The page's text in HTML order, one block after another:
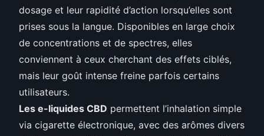
dosage et leur rapidité d’action lorsqu’elles sont
prises sous la langue. Disponibles en large choix
de concentrations et de spectres, elles
conviennent à ceux cherchant des effets ciblés,
mais leur goût intense freine parfois certains
utilisateurs.
Les e-liquides CBD permettent l’inhalation simple
via cigarette électronique, avec des arômes divers